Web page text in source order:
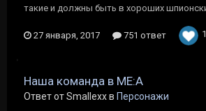
такие и должны быть в хороших
27 января, 2017 751 ответ 1
Наша команда в ME:A
Ответ от Smallexx в Персонажи